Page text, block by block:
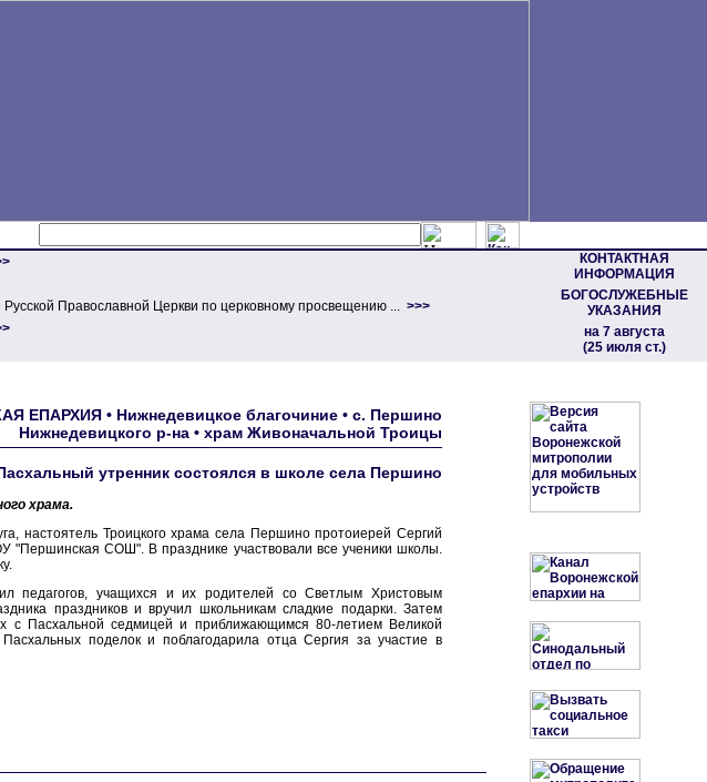
КОНТАКТНАЯ
ИНФОРМАЦИЯ
БОГОСЛУЖЕБНЫЕ
УКАЗАНИЯ
на 7 августа
(25 июля ст.)
Православной Церкви по церковному просвещению ... >>>
ЕПАРХИЯ • Нижнедевицкое благочиние • с. Першино
Нижнедевицкого р-на • храм Живоначальной Троицы
утренник состоялся в школе села Першино
храма.
настоятель Троицкого храма села Першино протоиерей Сергий
"Першинская СОШ". В празднике участвовали все ученики школы.
педагогов, учащихся и их родителей со Светлым Христовым
праздников и вручил школьникам сладкие подарки. Затем
с Пасхальной седмицей и приближающимся 80-летием Великой
поделок и поблагодарила отца Сергия за участие в